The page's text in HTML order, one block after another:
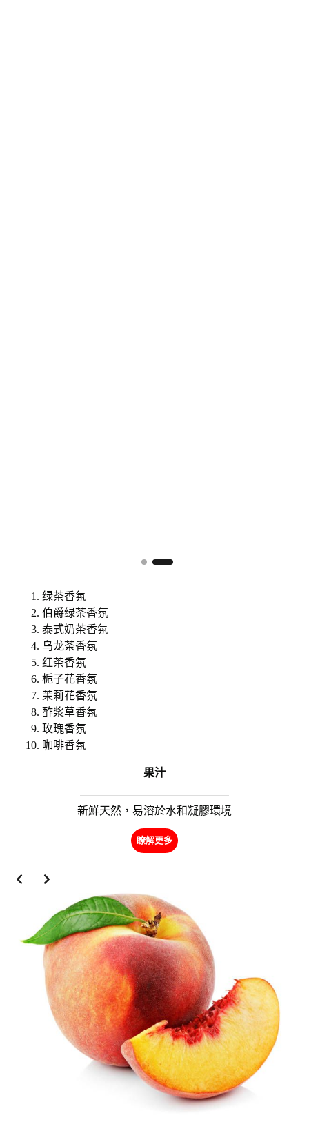
绿茶香氛
伯爵绿茶香氛
泰式奶茶香氛
乌龙茶香氛
红茶香氛
栀子花香氛
茉莉花香氛
酢浆草香氛
玫瑰香氛
咖啡香氛
果汁
新鮮天然，易溶於水和凝膠環境
瞭解更多